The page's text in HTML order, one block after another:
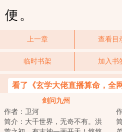
便。
上一章 查看目
临时书架 加入书
看了《玄学大佬直播算命，全
剑问九州
作者：卫河
简介：大千世界，无奇不有。洪